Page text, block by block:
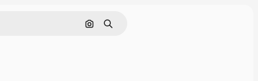
Поиск по изображению
Поиск